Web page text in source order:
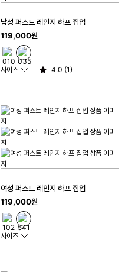
남성 퍼스트 레인지 하프 집업
119,000원
사이즈 4.0 (1)
여성 퍼스트 레인지 하프 집업
119,000원
사이즈